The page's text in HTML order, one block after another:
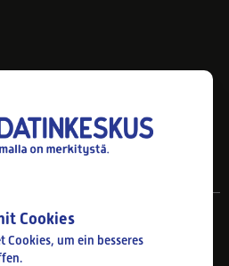
Cookies
Cookies, um ein besseres